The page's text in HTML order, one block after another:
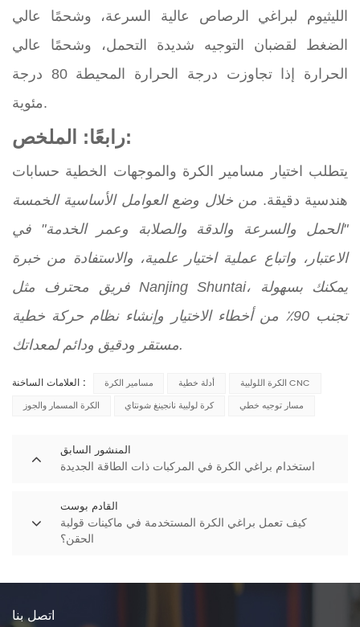
الليثيوم لبراغي الرصاص عالية السرعة، وشحمًا عالي
الضغط لقضبان التوجيه شديدة التحمل، وشحمًا عالي
الحرارة إذا تجاوزت درجة الحرارة المحيطة 80 درجة
مئوية.
رابعًا: الملخص:
يتطلب اختيار مسامير الكرة والموجهات الخطية حسابات
هندسية دقيقة. من خلال وضع العوامل الأساسية الخمسة
"الحمل والسرعة والدقة والصلابة وعمر الخدمة" في
الاعتبار، واتباع عملية اختيار علمية، والاستفادة من خبرة
فريق محترف مثل Nanjing Shuntai، يمكنك بسهولة
تجنب 90٪ من أخطاء الاختيار وإنشاء نظام حركة خطية
مستقر ودقيق ودائم لمعداتك.
العلامات الساخنة : مسامير الكرة أدلة خطية
الكرة اللولبية CNC
الكرة المسمار والجوز
كرة لولبية نانجينغ شونتاي مسار توجيه خطي
المنشور السابق
استخدام براغي الكرة في المركبات ذات الطاقة الجديدة
القادم بوست
كيف تعمل براغي الكرة المستخدمة في ماكينات قولبة
الحقن؟
اتصل بنا